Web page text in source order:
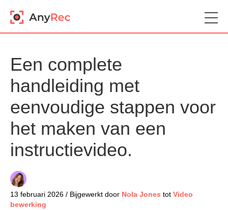
Een complete
handleiding met
eenvoudige stappen voor
het maken van een
instructievideo.
13 februari 2026 / Bijgewerkt door Nola Jones tot Video
bewerking